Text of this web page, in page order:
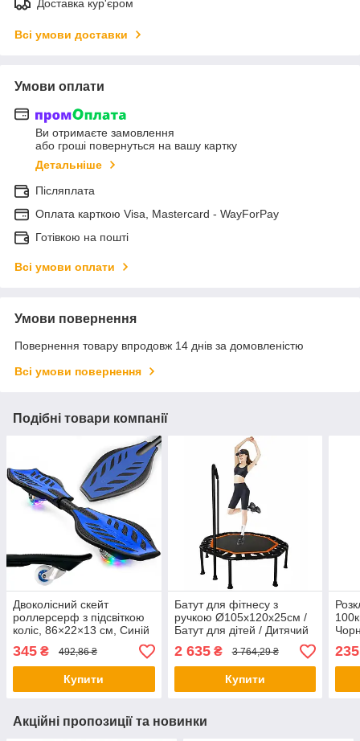
Доставка кур'єром
Всі умови доставки
Умови оплати
Ви отримаєте замовлення
або гроші повернуться на вашу картку
Детальніше
Післяплата
Оплата карткою Visa, Mastercard - WayForPay
Готівкою на пошті
Всі умови оплати
Умови повернення
Повернення товару впродовж 14 днів за домовленістю
Всі умови повернення
Подібні товари компанії
Двоколісний скейт
роллерсерф з підсвіткою
коліс, 86×22×13 см, Синій
Двоколісний роллерсерф /
Роллерсерф
345 ₴ 492,86 ₴
Купити
Батут для фітнесу з
ручкою Ø105х120х25см /
Батут для дітей / Дитячий
батут з поручнем / Фітнес
батут / Батут з тримачем
2 635₴ 3 764,29 ₴
Купити
235
Акційні пропозиції та новинки